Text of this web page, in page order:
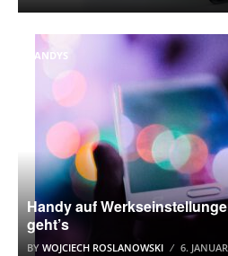
HANDYS
Handy auf
geht’s
BY WOJCIECH ROSLANOWSKI 6.